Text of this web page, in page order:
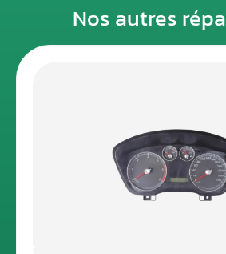
Nos autres